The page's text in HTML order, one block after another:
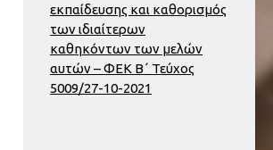
εκπαίδευσης και καθορισμός
των ιδιαίτερων
καθηκόντων των μελών
αυτών – ΦΕΚ Β΄ Τεύχος
5009/27-10-2021